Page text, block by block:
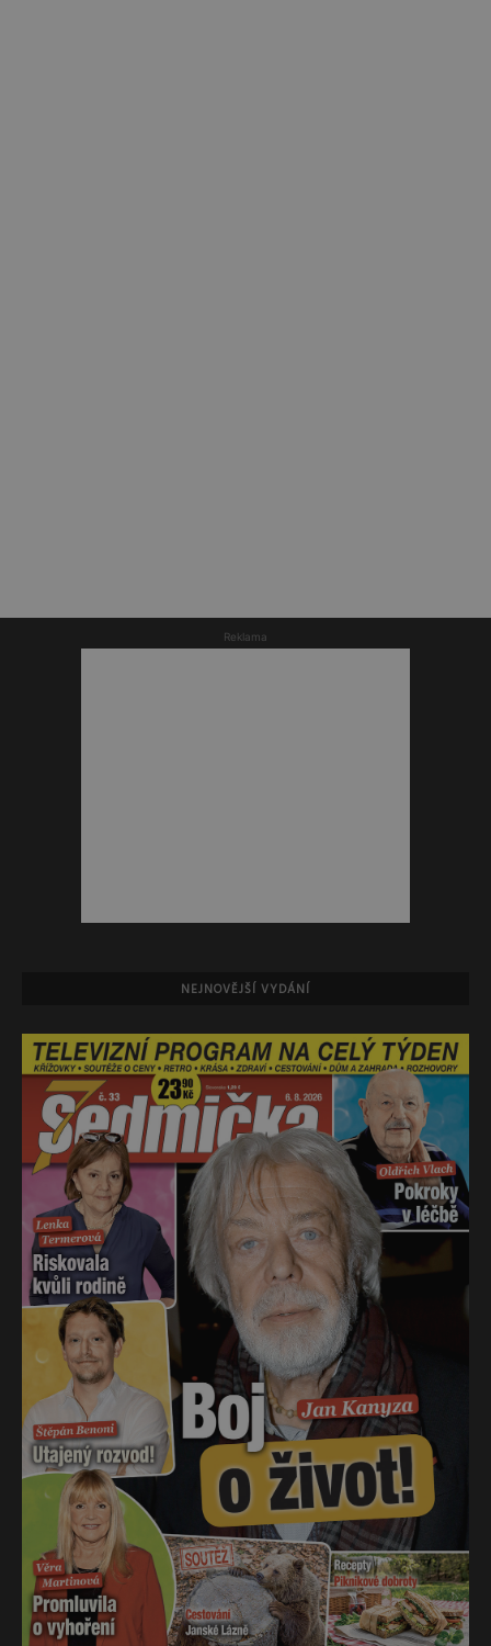
Reklama
NEJNOVĚJŠÍ VYDÁNÍ